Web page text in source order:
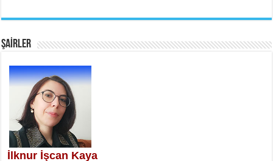
SATILMIŞ ÜMİT ÇETİNKAYA
Erkenlik...
ŞAİRLER
İlknur İşcan Kaya